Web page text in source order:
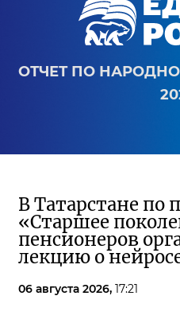
ОТЧЕТ ПО
В Татарстане по
«Старшее
пенсионеров
лекцию о
06 августа 2026, 17:21